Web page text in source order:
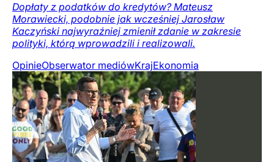
Dopłaty z podatków do kredytów? Mateusz
Morawiecki, podobnie jak wcześniej Jarosław
Kaczyński najwyraźniej zmienił zdanie w zakresie
polityki, którą wprowadzili i realizowali.
OpinieObserwator mediówKrajEkonomia